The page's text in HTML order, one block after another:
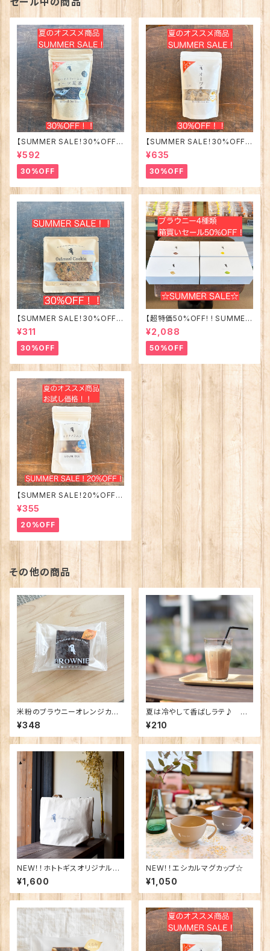
【SUMMER SALE！30%OFF!!
】ホトトギスファームのオーツ麦
茶☆丸粒タイプ
¥592
30%OFF
【SUMMER SALE！30%OFF!!
】ホトトギスファームのオーツ麦
茶☆便利なティーバッグタイプ
¥635
30%OFF
【SUMMER SALE！30%OFF!!
】米粉のオートミールクッキー
シナモンレーズン
¥311
30%OFF
【超特価50%OFF! ! SUMMER
SALE !! 】米粉のブラウニー4種
類 各12個箱買いセット
¥2,088
50%OFF
【SUMMER SALE！20%OFF!!
】季節限定！サクサクラスク 塩
カカオ（アーモンド&くるみ）
¥355
20%OFF
その他の商品
米粉のブラウニーオレンジカカ
オ
¥348
夏は冷やして香ばしラテ♪ ホ
トトギスの黒豆ラテ（1杯分）
¥210
NEW！！ホトトギスオリジナル保
冷バッグ♪♪
¥1,600
NEW！！エシカルマグカップ☆
¥1,050